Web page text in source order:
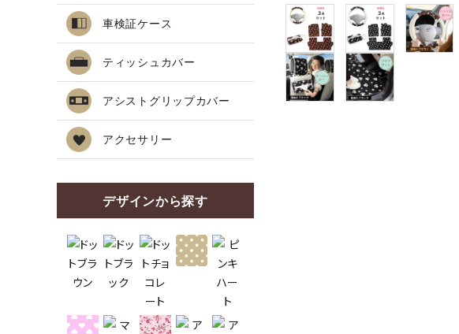
車検証ケース
ティッシュカバー
アシストグリップカバー
アクセサリー
デザインから探す